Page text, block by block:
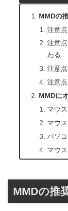
MMDの
注意
注意
わる
注意
注意
MMDに
マウ
マウ
パソ
マウ
MMDの推